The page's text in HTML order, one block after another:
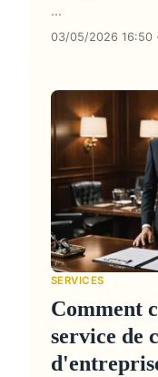
...
03/05/2026 16:50
SERVICES
Comment
service de